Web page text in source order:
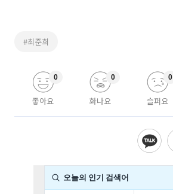
#최준희
좋아요
0
화나요
0
슬퍼요
0